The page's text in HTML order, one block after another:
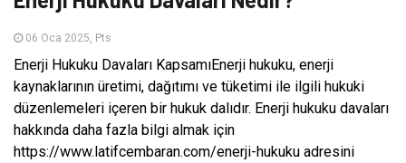
06 Oca 2025, Pts
Enerji Hukuku Davaları KapsamıEnerji hukuku, enerji
kaynaklarının üretimi, dağıtımı ve tüketimi ile ilgili hukuki
düzenlemeleri içeren bir hukuk dalıdır. Enerji hukuku davaları
hakkında daha fazla bilgi almak için
https://www.latifcembaran.com/enerji-hukuku adresini